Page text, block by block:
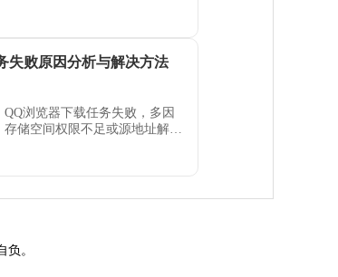
失败原因分析与解决方法
QQ浏览器下载任务失败，多因
存储空间权限不足或源地址解析
。